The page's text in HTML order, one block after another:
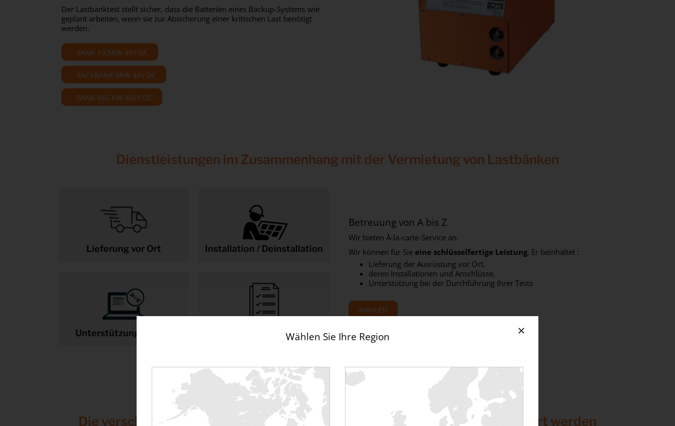
Der Lastbanktest stellt sicher, dass die Batterien eines Backup-Systems wie
geplant arbeiten, wenn sie zur Absicherung einer kritischen Last benötigt
werden.
BANK 10,5KW 48V DC
RACKBANK 6KW 48V DC
BANK 665 KW 460V DC
Dienstleistungen im Zusammenhang mit der Vermietung von Lastbänken
Lieferung vor Ort Installation / Deinstallation
Unterstützung vor Ort Inbetriebnahme
Betreuung von A bis Z
Wir bieten À-la-carte-Service an.
Wir können für Sie eine schlüsselfertige Leistung. Er beinhaltet :
Lieferung der Ausrüstung vor Ort,
deren Installationen und Anschlüsse,
Unterstützung bei der Durchführung Ihrer Tests
WÄHLEN
Die verschiedenen Arten von Tests, die mit unseren Lastbänken durchgeführt werden
Wählen Sie Ihre Region